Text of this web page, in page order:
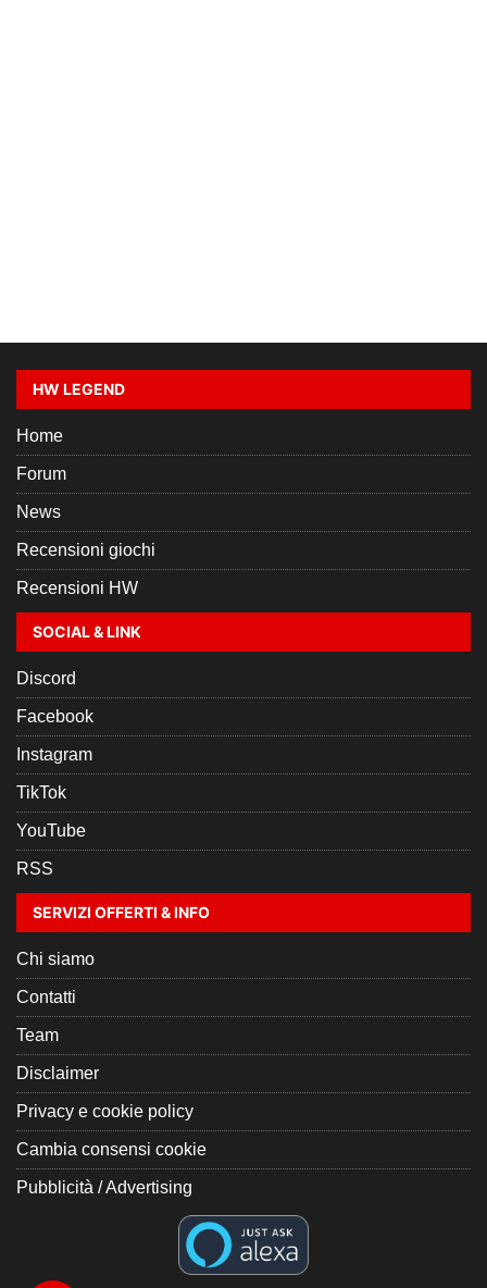
HW LEGEND
Home
Forum
News
Recensioni giochi
Recensioni HW
SOCIAL & LINK
Discord
Facebook
Instagram
TikTok
YouTube
RSS
SERVIZI OFFERTI & INFO
Chi siamo
Contatti
Team
Disclaimer
Privacy e cookie policy
Cambia consensi cookie
Pubblicità / Advertising